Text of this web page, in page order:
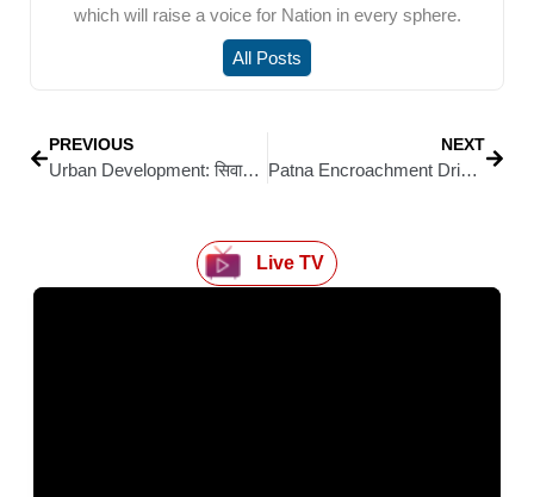
which will raise a voice for Nation in every sphere.
All Posts
PREVIOUS
Urban Development: सिवान नगर परिषद में 54.55 लाख की वसूली, सरकारी खाते में जमा हुए सिर्फ 12.40 लाख
NEXT
Patna Encroachment Drive: पटना में अतिक्रमण पर प्रशासन का बड़ा प्रहार : नौवें दिन भी चला मेगा अभियान, 15 से अधिक मकान ध्वस्त
Live TV